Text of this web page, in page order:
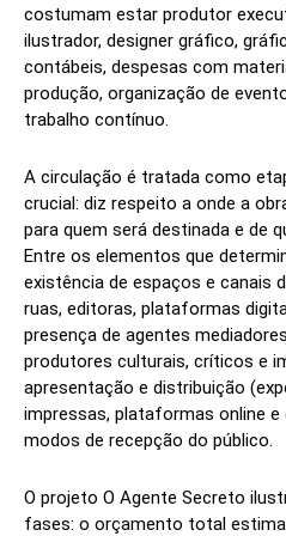
costumam estar produtor
ilustrador, designer gráfico,
contábeis, despesas com
produção, organização de
trabalho contínuo.
A circulação é tratada como
crucial: diz respeito a onde a
para quem será destinada e de
Entre os elementos que
existência de espaços e canais
ruas, editoras, plataformas
presença de agentes
produtores culturais, críticos e
apresentação e distribuição
impressas, plataformas online e
modos de recepção do público.
O projeto O Agente Secreto
fases: o orçamento total